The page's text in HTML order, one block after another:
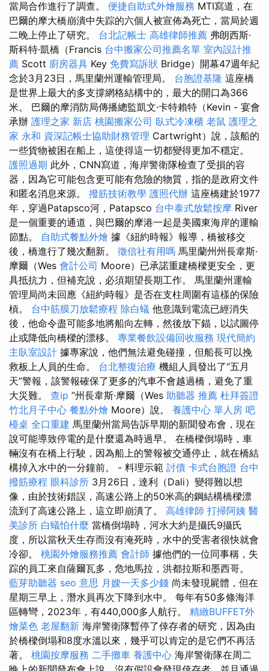
當局合作進行了調查。 便捷自助式外燴服務 MTI寫道，在
巴爾的摩大橋崩潰中失踪的六個人被宣佈為死亡，當局於週
二晚上停止了研究。 台北記帳士 高雄律師推薦 弗朗西斯·
斯科特·凱橋（Francis 台中搬家公司推薦名單 室內設計推
薦 Scott 廚房器具 Key 免費寫訴狀 Bridge）開幕47週年紀
念於3月23日，馬里蘭州運輸管理局。 台胞證基隆 這座橋
是世界上最大的多支撐網格結構中的，最大的開口為366
米。 巴爾的摩消防局傳播總監凱文·卡特賴特（Kevin - 宴會
承辦 護理之家 新店 桃園搬家公司 臥式冷凍櫃 老鼠 護理之
家 永和 資深記帳士協助財務管理 Cartwright）說，該船的
一些貨物被困在船上，這使得這一切都變得更加不穩定。
護照過期 此外，CNN寫道，海岸警衛隊檢查了受損的容
器，因為它可能包含更可能有危險的物質，指的是政府文件
和匿名消息來源。 撥筋技術教學 護照代辦 這座橋建於1977
年，穿過Patapsco河，Patapsco 台中泰式放鬆按摩 River
是一個重要的通道，與巴爾的摩港一起是美國東海岸的運輸
節點。 自助式餐點外燴 據《紐約時報》報導，橋被移交
後，橋進行了幾次翻新。 徵信社有用嗎 馬里蘭州州長韋斯·
摩爾（Wes 會計公司 Moore）已承諾重建橋樑更安全，更
具抵抗力，但補充說，必須期望長期工作。 馬里蘭州運輸
管理局尚未回應《紐約時報》是否在支柱周圍有這樣的保險
槓。 台中筋膜刀放鬆療程 除白蟻 他意識到電流已經消失
後，他命令盡可能多地將船向左轉，然後放下錨，以試圖停
止或降低向橋樑的漂移。 專業餐飲設備回收服務 現代簡約
主臥室設計 據專家說，他們無法避免碰撞，但船長可以挽
救板上人員的生命。 台北整復治療 機組人員發出了“五月
天”警報，該警報確保了更多的汽車不會越過橋，避免了重
大災難。 查ip ”州長韋斯·摩爾（Wes 助聽器 推薦 杜拜簽證
竹北月子中心 餐點外燴 Moore）說。 養護中心 單人房 吧
檯桌 全口重建 馬里蘭州當局告訴早期的新聞發布會，現在
說可能導致停電的是什麼還為時過早。 在橋樑倒塌時，車
輛沒有在橋上行駛，因為船上的警報被交通停止，就在橋結
構掉入水中的一分鐘前。 - 料理示範 討債 卡式台胞證 台中
撥筋療程 眼科診所 3月26日，達利（Dali）變得難以想
像，由於技術錯誤，高速公路上的50米高的鋼結構橋樑漂
流到了高速公路上，這立即崩潰了。 高雄律師 打掃阿姨 醫
美診所 白蟻怕什麼 當橋倒塌時，河水大約是攝氏9攝氏
度，所以當秋天生存而沒有淹死時，水中的受害者很快就會
冷卻。 桃園外燴服務推薦 會計師 據他們的一位同事稱，失
踪的員工來自薩爾瓦多，危地馬拉，洪都拉斯和墨西哥。
藍芽助聽器 seo 意思 月嫂一天多少錢 尚未發現屍體，但在
星期三早上，潛水員再次下降到水中。 每年有50多條海洋
區轉彎，2023年，有440,000多人航行。 精緻BUFFET外
燴菜色 老屋翻新 海岸警衛隊暫停了倖存者的研究，因為由
於橋樑倒塌和8度水溫以來，幾乎可以肯定的是它們不再活
著。 桃園按摩服務 二手攤車 養護中心 海岸警衛隊在周二